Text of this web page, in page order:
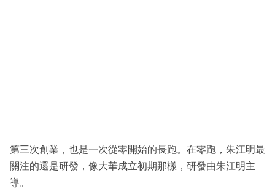
第三次創業，也是一次從零開始的長跑。在零跑，朱江明最
關注的還是研發，像大華成立初期那樣，研發由朱江明主
導。